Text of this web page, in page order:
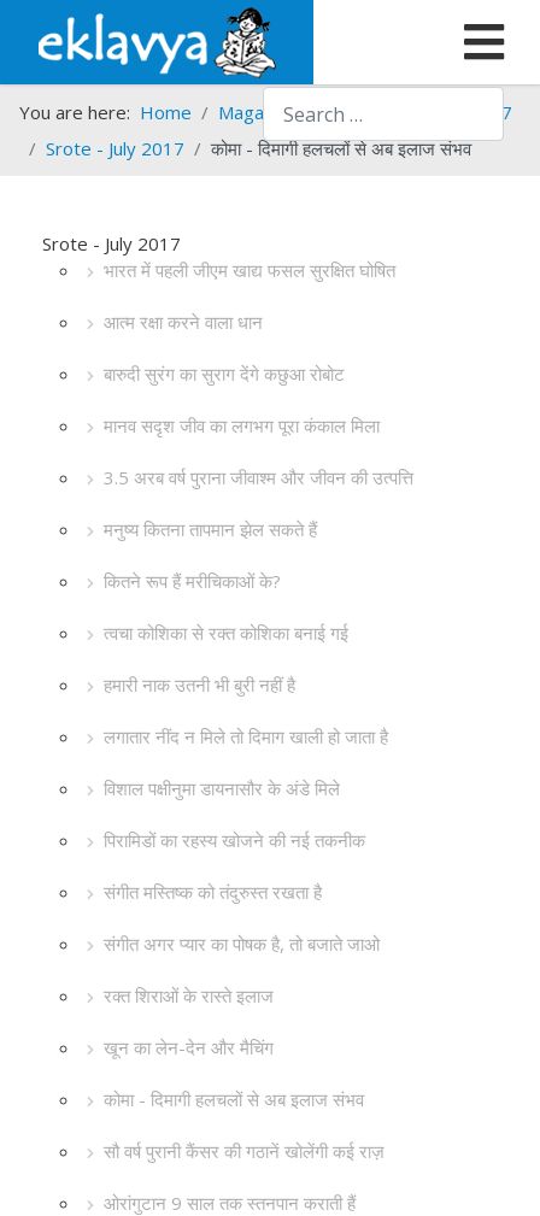
Search
You are here: Home Magazines Srote
Srote - 2017
Srote - July 2017
कोमा - दिमागी हलचलों से अब इलाज संभव
Srote - July 2017
भारत में पहली जीएम खाद्य फसल सुरक्षित घोषित
आत्म रक्षा करने वाला धान
बारुदी सुरंग का सुराग देंगे कछुआ रोबोट
मानव सदृश जीव का लगभग पूरा कंकाल मिला
3.5 अरब वर्ष पुराना जीवाश्म और जीवन की उत्पत्ति
मनुष्य कितना तापमान झेल सकते हैं
कितने रूप हैं मरीचिकाओं के?
त्वचा कोशिका से रक्त कोशिका बनाई गई
हमारी नाक उतनी भी बुरी नहीं है
लगातार नींद न मिले तो दिमाग खाली हो जाता है
विशाल पक्षीनुमा डायनासौर के अंडे मिले
पिरामिडों का रहस्य खोजने की नई तकनीक
संगीत मस्तिष्क को तंदुरुस्त रखता है
संगीत अगर प्यार का पोषक है, तो बजाते जाओ
रक्त शिराओं के रास्ते इलाज
खून का लेन-देन और मैचिंग
कोमा - दिमागी हलचलों से अब इलाज संभव
सौ वर्ष पुरानी कैंसर की गठानें खोलेंगी कई राज़
ओरांगुटान 9 साल तक स्तनपान कराती हैं